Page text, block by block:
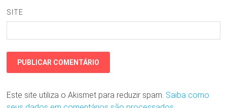
SITE
Este site utiliza o Akismet para reduzir spam. Saiba como